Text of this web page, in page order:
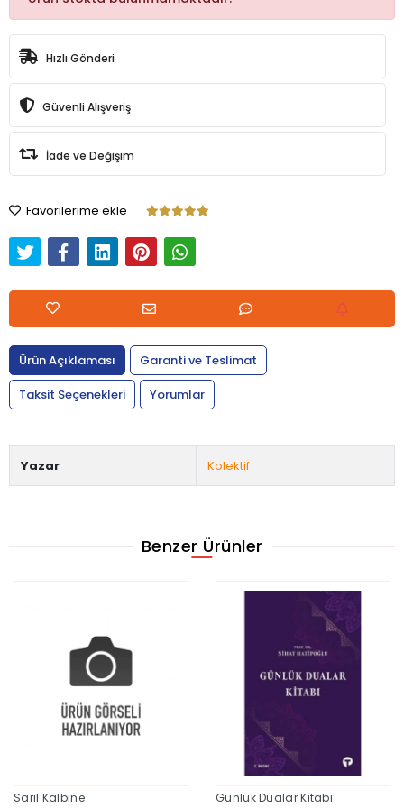
Hızlı Gönderi
Güvenli Alışveriş
İade ve Değişim
Favorilerime ekle
Ürün Açıklaması
Garanti ve Teslimat
Taksit Seçenekleri
Yorumlar
Yazar Kolektif
Benzer Ürünler
Sarıl Kalbine Günlük Dualar Kitabı